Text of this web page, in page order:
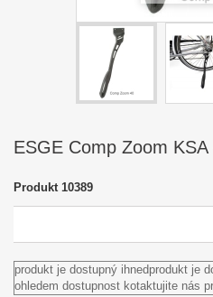
ESGE Comp Zoom KSA
Produkt 10389
produkt je dostupný ihnedprodukt je
ohledem dostupnost kotaktujite nás